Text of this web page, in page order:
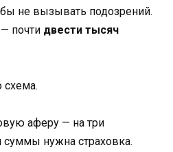
не вызывать подозрений.
почти двести тысяч
схема.
аферу — на три
суммы нужна страховка.